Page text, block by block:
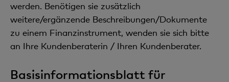
werden. Benötigen sie zusätzlich
weitere/ergänzende Beschreibungen/Dokumente
zu einem Finanzinstrument, wenden sie sich bitte
an Ihre Kundenberaterin / Ihren Kundenberater.
Basisinformationsblatt für